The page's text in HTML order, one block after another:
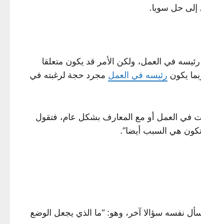
إلى حل سويا.
في العمل، ولكن الأمر قد يكون متعلقا
يكون رئيسه في العمل مجرد حجة لرغبته في
في العمل أو مع المعارف بشكل عام، فتقول
تكون هي السبب أيضا”.
نفسه سؤالا آخر، وهو: “ما الذي يجعل الوضع